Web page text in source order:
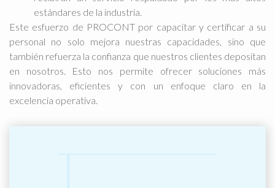
estándares de la industria.
Este esfuerzo de PROCONT por capacitar y certificar a su
personal no solo mejora nuestras capacidades, sino que
también refuerza la confianza que nuestros clientes depositan
en nosotros. Esto nos permite ofrecer soluciones más
innovadoras, eficientes y con un enfoque claro en la
excelencia operativa.